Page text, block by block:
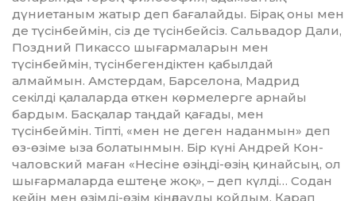
дүниетаным жатыр деп бағалайды. Бірақ оны мен
де түсінбеймін, сіз де түсінбейсіз. Сальвадор Дали,
Поздний Пикассо шығармаларын мен
түсінбеймін, түсінбегендіктен қабылдай
алмаймын. Амстердам, Бар­селона, Мадрид
секілді қа­ла­ларда өткен көрмелерге ар­найы
бардым. Басқалар таңдай қағады, мен
түсінбеймін. Тіпті, «мен не де­ген наданмын» деп
өз-өзіме ыза бо­латынмын. Бір күні Андрей Кон­
чаловский маған «Несіне өзің­ді-өзің қинайсың, ол
шығар­ма­ларда ештеңе жоқ», – деп күл­ді… Содан
кейін мен өзімді-өзім кі­нәлауды қойдым. Қарап